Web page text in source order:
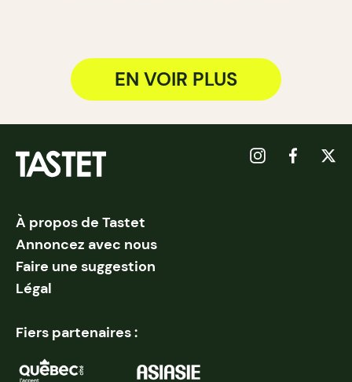
EN VOIR PLUS
À propos de Tastet
Annoncez avec nous
Faire une suggestion
Légal
Fiers partenaires :